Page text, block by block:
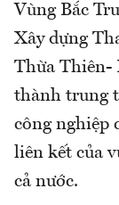
Vùng Bắc
Xây dựng
Thừa Thiên-
thành trung
công nghiệp
liên kết của
cả nước.